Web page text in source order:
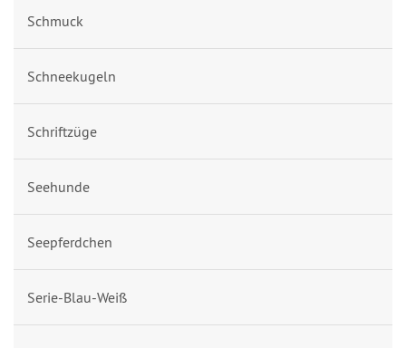
Schmuck
Schneekugeln
Schriftzüge
Seehunde
Seepferdchen
Serie-Blau-Weiß